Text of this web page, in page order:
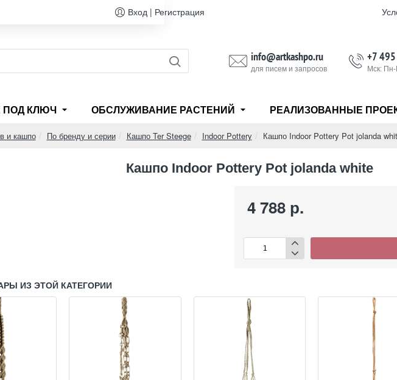
Вход | Регистрация
info@artkashpo.ru
для писем и запросов
+7
Мск:
ПОД КЛЮЧ ОБСЛУЖИВАНИЕ РАСТЕНИЙ РЕАЛИЗОВАННЫЕ
и кашпо По бренду и серии Кашпо Ter Steege Indoor Pottery Кашпо Indoor Pottery Pot jolanda
Кашпо Indoor Pottery Pot jolanda white
4 788 р.
ИЗ ЭТОЙ КАТЕГОРИИ